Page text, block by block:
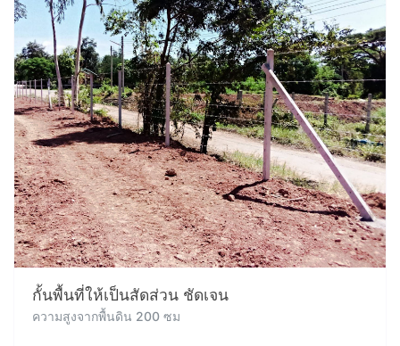
กั้นพื้นที่ให้เป็นสัดส่วน ชัดเจน
ความสูงจากพื้นดิน 200 ซม